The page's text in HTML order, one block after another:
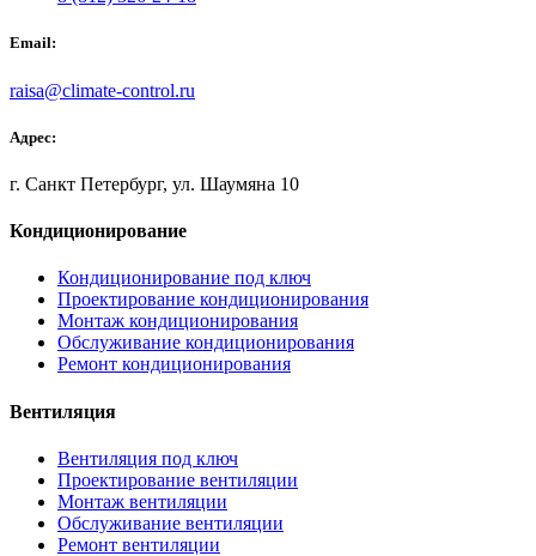
Email:
raisa@climate-control.ru
Адрес:
г. Санкт Петербург, ул. Шаумяна 10
Кондиционирование
Кондиционирование под ключ
Проектирование кондиционирования
Монтаж кондиционирования
Обслуживание кондиционирования
Ремонт кондиционирования
Вентиляция
Вентиляция под ключ
Проектирование вентиляции
Монтаж вентиляции
Обслуживание вентиляции
Ремонт вентиляции